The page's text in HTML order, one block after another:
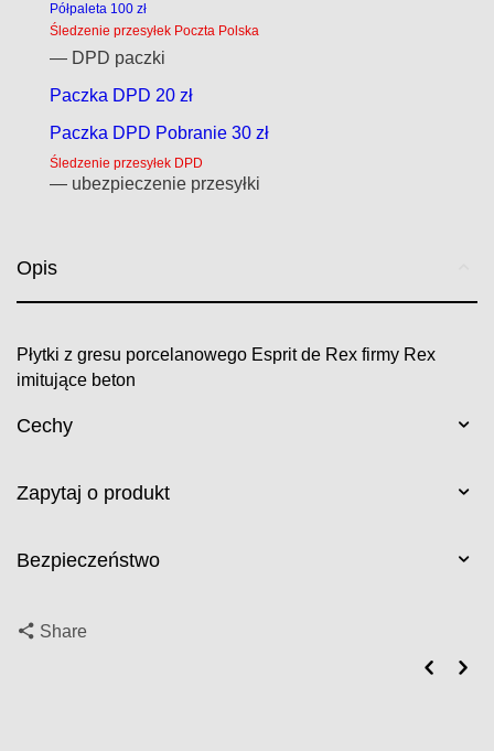
Półpaleta 100 zł
Śledzenie przesyłek Poczta Polska
— DPD paczki
Paczka DPD 20 zł
Paczka DPD Pobranie 30 zł
Śledzenie przesyłek DPD
— ubezpieczenie przesyłki
Opis
Płytki z gresu porcelanowego Esprit de Rex firmy Rex
imitujące beton
Cechy
Zapytaj o produkt
Bezpieczeństwo
Share